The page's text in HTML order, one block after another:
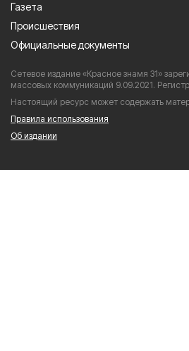
Газета
Происшествия
Официальные документы
Сетевое издание «Красное знамя 31»
массовых коммуникаций 9.09.2021.
Настоящий ресурс может содержать
Правила использования
Об издании